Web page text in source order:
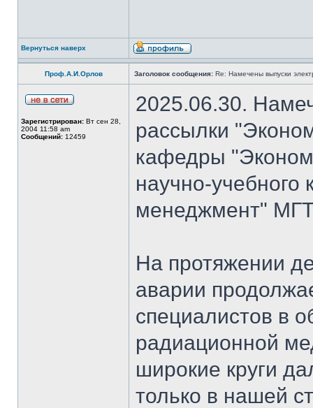
Вернуться наверх
Проф.А.И.Орлов Заголовок сообщения: Re: Намечены выпуски
Зарегистрирован: Вт сен 28,
2004 11:58 am
Сообщений: 12459
2025.06.30.
рассылки
кафедры
научно-
менеджмент"
На протяжении
аварии
специалистов в
радиационной
широкие круги
только в нашей